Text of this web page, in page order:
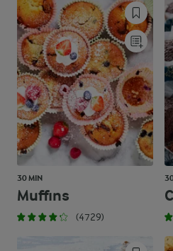
30 MIN
Muffins
(4729)